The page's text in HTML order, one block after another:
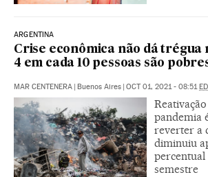
ARGENTINA
Crise econômica não dá trégua
4 em cada 10 pessoas são
MAR CENTENERA Buenos Aires OCT 01, 2021 - 08:51
pandemia
reverter a
diminuiu
semestre